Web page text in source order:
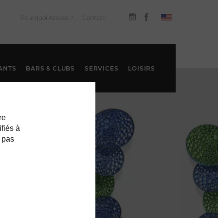
Pourquoi Access ? Contact
BARS & CLUBS SERVICES LOISIRS
à
pas